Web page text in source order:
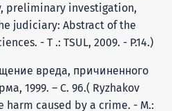
preliminary investigation,
judiciary: Abstract of the
- T .: TSUL, 2009. - P.14.)
вреда, причиненного
1999. – С. 96.( Ryzhakov
harm caused by a crime. - M.: